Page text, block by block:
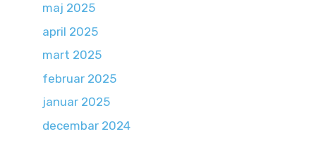
maj 2025
april 2025
mart 2025
februar 2025
januar 2025
decembar 2024